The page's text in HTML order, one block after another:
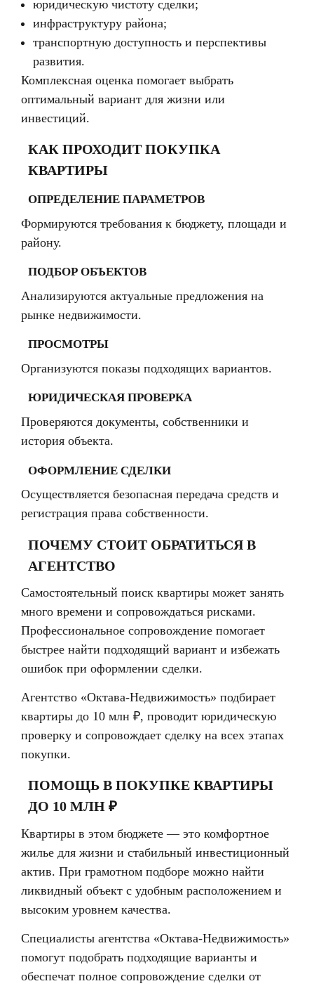
юридическую чистоту сделки;
инфраструктуру района;
транспортную доступность и перспективы
развития.
Комплексная оценка помогает выбрать
оптимальный вариант для жизни или
инвестиций.
КАК ПРОХОДИТ ПОКУПКА
КВАРТИРЫ
ОПРЕДЕЛЕНИЕ ПАРАМЕТРОВ
Формируются требования к бюджету, площади и
району.
ПОДБОР ОБЪЕКТОВ
Анализируются актуальные предложения на
рынке недвижимости.
ПРОСМОТРЫ
Организуются показы подходящих вариантов.
ЮРИДИЧЕСКАЯ ПРОВЕРКА
Проверяются документы, собственники и
история объекта.
ОФОРМЛЕНИЕ СДЕЛКИ
Осуществляется безопасная передача средств и
регистрация права собственности.
ПОЧЕМУ СТОИТ ОБРАТИТЬСЯ В
АГЕНТСТВО
Самостоятельный поиск квартиры может занять
много времени и сопровождаться рисками.
Профессиональное сопровождение помогает
быстрее найти подходящий вариант и избежать
ошибок при оформлении сделки.
Агентство «Октава-Недвижимость» подбирает
квартиры до 10 млн ₽, проводит юридическую
проверку и сопровождает сделку на всех этапах
покупки.
ПОМОЩЬ В ПОКУПКЕ КВАРТИРЫ
ДО 10 МЛН ₽
Квартиры в этом бюджете — это комфортное
жилье для жизни и стабильный инвестиционный
актив. При грамотном подборе можно найти
ликвидный объект с удобным расположением и
высоким уровнем качества.
Специалисты агентства «Октава-Недвижимость»
помогут подобрать подходящие варианты и
обеспечат полное сопровождение сделки от